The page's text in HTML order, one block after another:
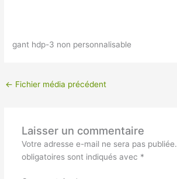
gant hdp-3 non personnalisable
← Fichier média précédent
Laisser un commentaire
Votre adresse e-mail ne sera pas publiée.
obligatoires sont indiqués avec *